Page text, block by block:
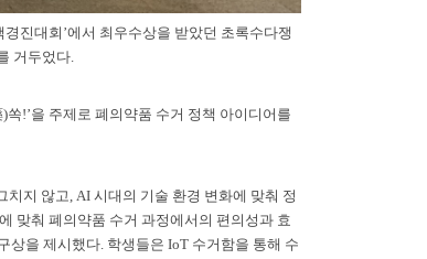
진대회’에서 최우수상을 받았던 초록수다쟁
거두었다.
!’을 주제로 폐의약품 수거 정책 아이디어를
지 않고, AI 시대의 기술 환경 변화에 맞춰 정
맞춰 폐의약품 수거 과정에서의 편의성과 효
상을 제시했다. 학생들은 IoT 수거함을 통해 수